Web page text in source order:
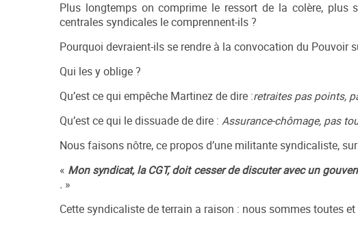
Plus longtemps on comprime le ressort de la colère, plus
centrales syndicales le comprennent-ils ?
Pourquoi devraient-ils se rendre à la convocation du Pouvoir
Qui les y oblige ?
Qu’est ce qui empêche Martinez de dire :retraites pas points,
Qu’est ce qui le dissuade de dire : Assurance-chômage, pas
Nous faisons nôtre, ce propos d’une militante syndicaliste,
« Mon syndicat, la CGT, doit cesser de discuter avec un
. »
Cette syndicaliste de terrain a raison : nous sommes toutes et